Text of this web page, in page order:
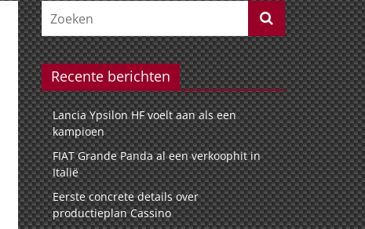
Recente berichten
Lancia Ypsilon HF voelt aan als een
kampioen
FIAT Grande Panda al een verkoophit in
Italië
Eerste concrete details over
productieplan Cassino